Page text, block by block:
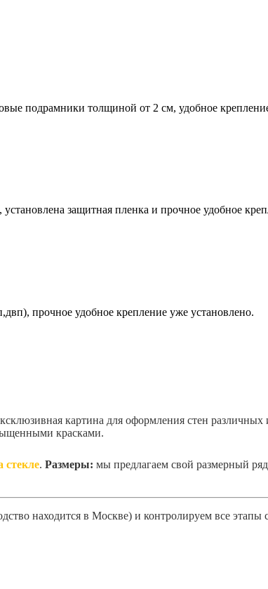
подрамники толщиной от 2 см, удобное
защитная пленка и прочное удобное
прочное удобное крепление уже установлено.
картина для оформления стен различных
красками.
стекле. Размеры: мы предлагаем свой размерный
находится в Москве) и контролируем все этапы